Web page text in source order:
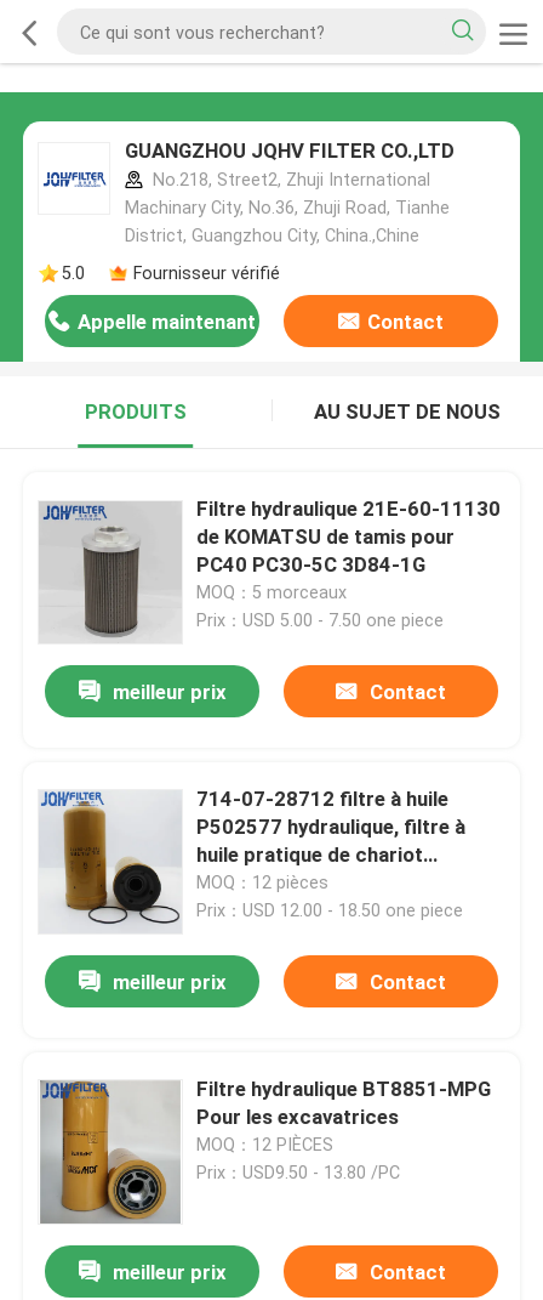
GUANGZHOU JQHV FILTER CO.,LTD
No.218, Street2, Zhuji International
Machinary City, No.36, Zhuji Road, Tianhe
District, Guangzhou City, China.,Chine
5.0
Fournisseur vérifié
Appelle maintenant Contact
PRODUITS AU SUJET DE NOUS
Filtre hydraulique 21E-60-11130
de KOMATSU de tamis pour
PC40 PC30-5C 3D84-1G
MOQ：5 morceaux
Prix：USD 5.00 - 7.50 one piece
meilleur prix Contact
714-07-28712 filtre à huile
P502577 hydraulique, filtre à
huile pratique de chariot
élévateur de KOMATSU
MOQ：12 pièces
Prix：USD 12.00 - 18.50 one piece
meilleur prix Contact
Filtre hydraulique BT8851-MPG
Pour les excavatrices
MOQ：12 PIÈCES
Prix：USD9.50 - 13.80 /PC
meilleur prix Contact